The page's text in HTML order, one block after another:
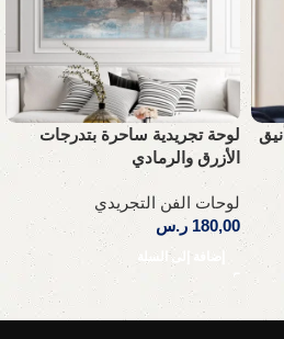
لوحة تجريدية ساحرة بتدرجات
الأزرق والرمادي
لوحات الفن التجريدي
180,00 ر.س
إضافة إلى السلة